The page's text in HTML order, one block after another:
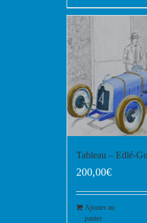
Tableau – Edlé-
200,00€
Ajouter au
panier